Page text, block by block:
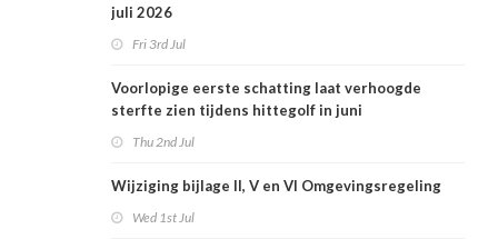
juli 2026
Fri 3rd Jul
Voorlopige eerste schatting laat verhoogde
sterfte zien tijdens hittegolf in juni
Thu 2nd Jul
Wijziging bijlage II, V en VI Omgevingsregeling
Wed 1st Jul